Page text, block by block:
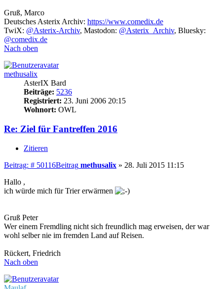
Gruß, Marco
Deutsches Asterix Archiv: https://www.comedix.de
TwiX: @Asterix-Archiv, Mastodon: @Asterix_Archiv, Bluesky:
@comedix.de
Nach oben
methusalix
AsterIX Bard
Beiträge: 5236
Registriert: 23. Juni 2006 20:15
Wohnort: OWL
Re: Ziel für Fantreffen 2016
Zitieren
Beitrag: # 50116Beitrag methusalix » 28. Juli 2015 11:15
Hallo ,
ich würde mich für Trier erwärmen
Gruß Peter
Wer einem Fremdling nicht sich freundlich mag erweisen, der war
wohl selber nie im fremden Land auf Reisen.
Rückert, Friedrich
Nach oben